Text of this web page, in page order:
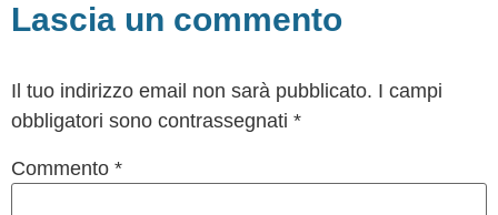
Lascia un commento
Il tuo indirizzo email non sarà pubblicato. I campi
obbligatori sono contrassegnati *
Commento *